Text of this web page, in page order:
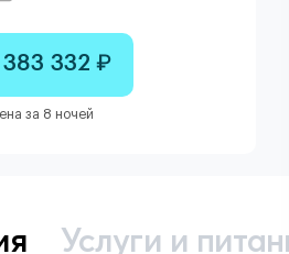
383 332 ₽
за 8 ночей
Услуги и